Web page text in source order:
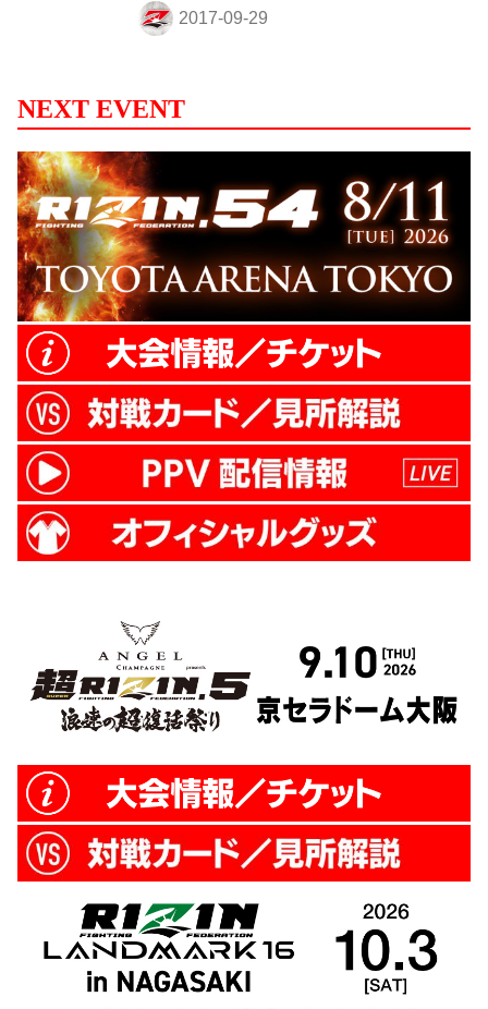
ト&女子スーパーアトム級トーナメント 1st
行大会実行委員長、KINGレイナが出席。
榊原実行委員長から追加カードが発表され
た。 急遽参戦が決まったKINGレイナの対
戦相手はアメリカ出身のクリスタル・スト
ークス。現在、UFC世界女子フェザー級王
者・クリス・サイボーグと...
NEXT EVENT